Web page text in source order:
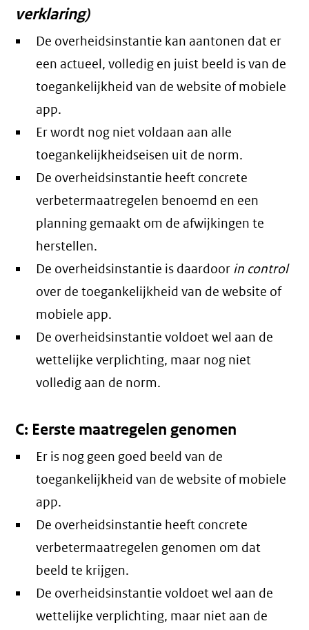
verklaring)
De overheidsinstantie kan aantonen dat er
een actueel, volledig en juist beeld is van de
toegankelijkheid van de website of mobiele
app.
Er wordt nog niet voldaan aan alle
toegankelijkheidseisen uit de norm.
De overheidsinstantie heeft concrete
verbetermaatregelen benoemd en een
planning gemaakt om de afwijkingen te
herstellen.
De overheidsinstantie is daardoor in control
over de toegankelijkheid van de website of
mobiele app.
De overheidsinstantie voldoet wel aan de
wettelijke verplichting, maar nog niet
volledig aan de norm.
C: Eerste maatregelen genomen
Er is nog geen goed beeld van de
toegankelijkheid van de website of mobiele
app.
De overheidsinstantie heeft concrete
verbetermaatregelen genomen om dat
beeld te krijgen.
De overheidsinstantie voldoet wel aan de
wettelijke verplichting, maar niet aan de